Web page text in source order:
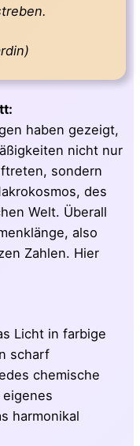
haben gezeigt,
nicht nur
sondern
des
Welt. Überall
also
Zahlen. Hier
Licht in farbige
scharf
chemische
harmonikal